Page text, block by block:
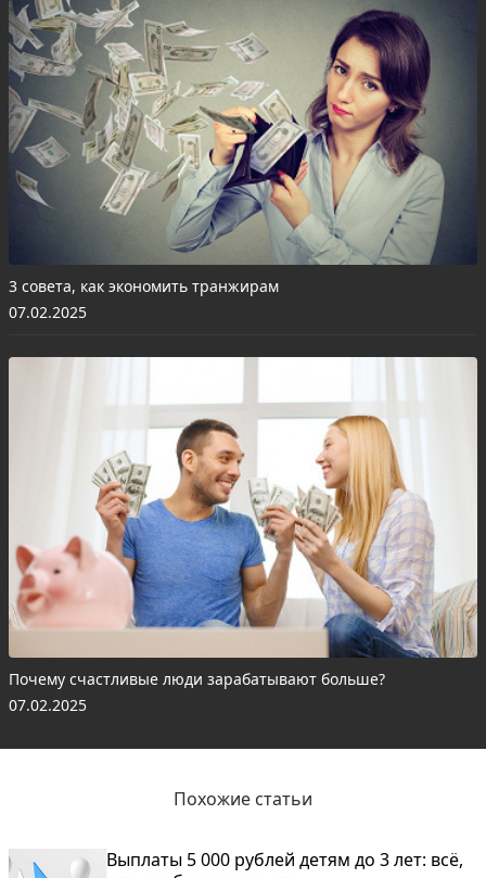
3 совета, как экономить транжирам
07.02.2025
Почему счастливые люди зарабатывают больше?
07.02.2025
Похожие статьи
Выплаты 5 000 рублей детям до 3 лет: всё,